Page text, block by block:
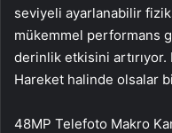
seviyeli ayarlanabilir
mükemmel performans
derinlik etkisini artırıyor.
Hareket halinde olsalar
48MP Telefoto Makro